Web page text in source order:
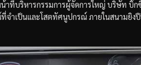
าที่บริหารกรรมการผู้จัดการใหญ่ บริษัท บิ๊ก
จำเป็นและโสตทัศนูปกรณ์ภายในสนามยิง